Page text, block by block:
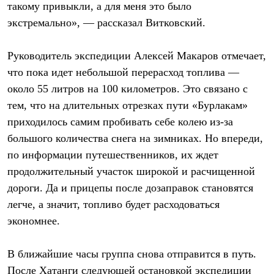
С синтетическим утеплителем
Аксессуары для спальников
Сумки и баулы
Кошельки
Гермомешки
Полезные аксессуары
Еда
Коврики
Обувь
Сапоги
Ботинки
Мужская обувь
Ботинки
Кроссовки
Бахилы
такому привыкли, а для меня это было
экстремально», — рассказал Витковский.
Руководитель экспедиции Алексей Макаров отмечает,
что пока идет небольшой перерасход топлива —
около 55 литров на 100 километров. Это связано с
тем, что на длительных отрезках пути «Бурлакам»
приходилось самим пробивать себе колею из-за
большого количества снега на зимниках. Но впереди,
по информации путешественников, их ждет
продолжительный участок широкой и расчищенной
дороги. Да и прицепы после дозаправок становятся
легче, а значит, топливо будет расходоваться
экономнее.
В ближайшие часы группа снова отправится в путь.
После Хатанги следующей остановкой экспедиции